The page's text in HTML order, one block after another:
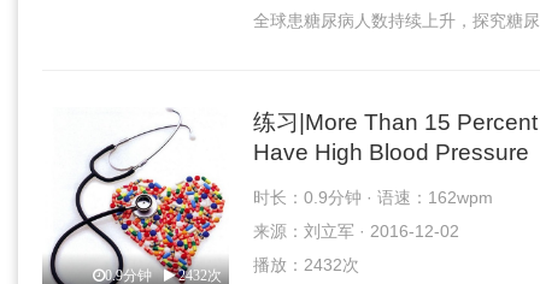
全球患糖尿病人数持续上升，探究糖
0.9分钟 2432次
练习|More Than 15
Have High Blood Pressure
时长：0.9分钟 · 语速：162wpm
来源：刘立军 · 2016-12-02
播放：2432次